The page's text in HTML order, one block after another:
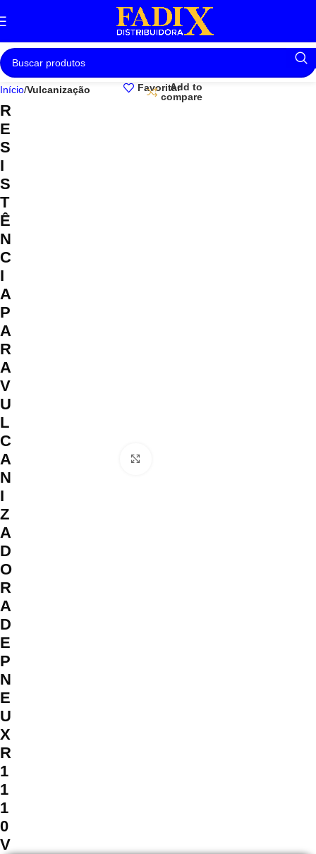
Início Vulcanização FavoritarAdd to
compare
R
E
S
I
S
T
Ê
N
C
I
A
P
A
R
A
V
U
L
C
A
N
I
Z
A
D
O
R
A
D
E
P
N
E
U
X
R
1
1
1
0
V